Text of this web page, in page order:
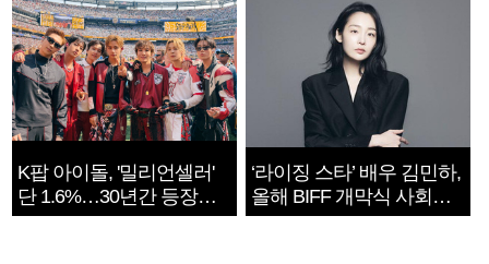
K팝 아이돌, '밀리언셀러'
단 1.6%…30년간 등장
1182개팀 전수조사
‘라이징 스타’ 배우 김민하,
올해 BIFF 개막식 사회자
확정